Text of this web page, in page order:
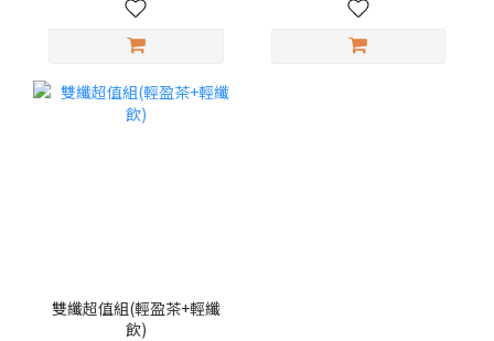
雙纖超值組(輕盈茶+輕纖
飲)